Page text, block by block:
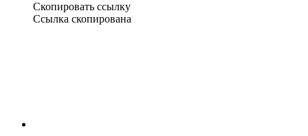
Скопировать ссылку
Ссылка скопирована